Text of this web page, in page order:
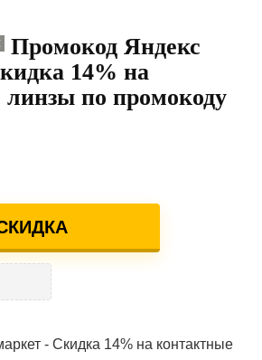
Промокод Яндекс
14% на
по промокоду
- Скидка 14% на контактные